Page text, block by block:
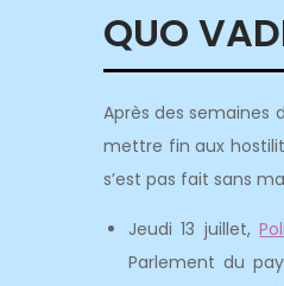
QUO
Après des semaines
mettre fin aux
s’est pas fait sans
Jeudi 13 juillet,
Parlement du